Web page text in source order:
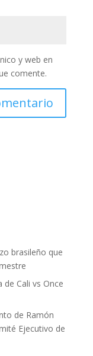
y web en
comente.
brasileño que
Cali vs Once
de Ramón
Ejecutivo de